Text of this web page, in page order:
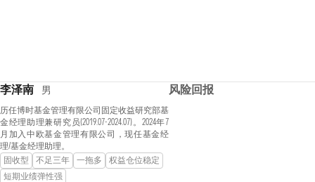
李泽南 男
历任博时基金管理有限公司固定收益研究部基
金经理助理兼研究员(2019.07-2024.07)。2024年7
月加入中欧基金管理有限公司，现任基金经
理/基金经理助理。
固收型
不足三年 一拖多
权益仓位稳定
短期业绩弹性强
风险回报